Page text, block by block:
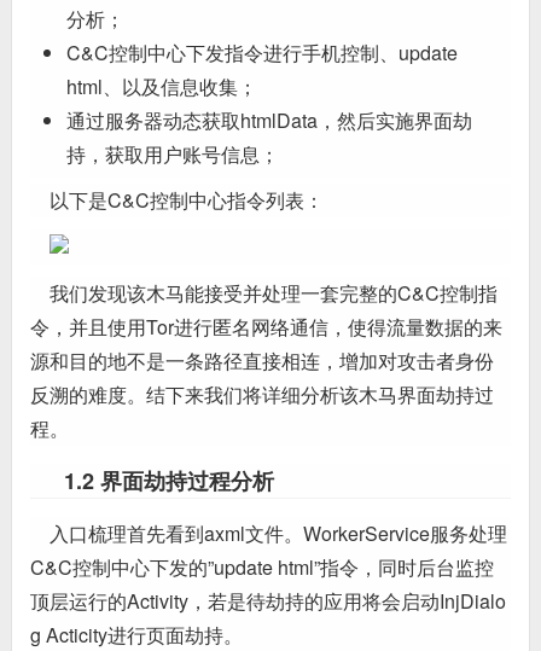
分析；
C&C控制中心下发指令进行手机控制、update
html、以及信息收集；
通过服务器动态获取htmlData，然后实施界面劫
持，获取用户账号信息；
以下是C&C控制中心指令列表：
我们发现该木马能接受并处理一套完整的C&C控制指
令，并且使用Tor进行匿名网络通信，使得流量数据的来
源和目的地不是一条路径直接相连，增加对攻击者身份
反溯的难度。结下来我们将详细分析该木马界面劫持过
程。
1.2 界面劫持过程分析
入口梳理首先看到axml文件。WorkerService服务处理
C&C控制中心下发的”update html”指令，同时后台监控
顶层运行的Activity，若是待劫持的应用将会启动InjDialo
g Acticity进行页面劫持。